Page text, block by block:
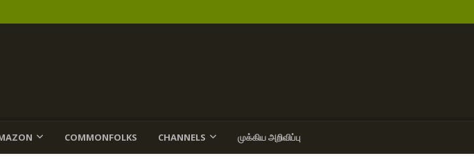
COMMONFOLKS CHANNELS முக்கிய அறிவிப்பு